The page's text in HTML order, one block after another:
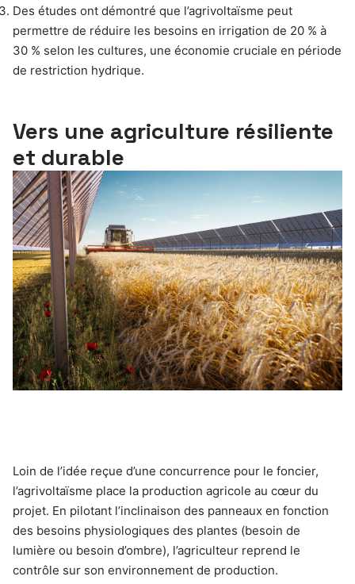
Des études ont démontré que l’agrivoltaïsme peut
permettre de réduire les besoins en irrigation de 20 % à
30 % selon les cultures, une économie cruciale en période
de restriction hydrique.
Vers une agriculture résiliente
et durable
Loin de l’idée reçue d’une concurrence pour le foncier,
l’agrivoltaïsme place la production agricole au cœur du
projet. En pilotant l’inclinaison des panneaux en fonction
des besoins physiologiques des plantes (besoin de
lumière ou besoin d’ombre), l’agriculteur reprend le
contrôle sur son environnement de production.